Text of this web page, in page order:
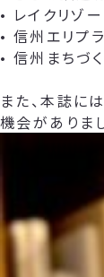
• レイクリゾ
• 信州エリプ
• 信州まちづ
また、本誌に
機会がありま